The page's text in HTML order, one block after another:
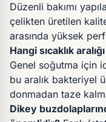
Düzenli bakımı
çelikten üretilen
arasında yüksek
Hangi sıcaklık
Genel soğutma için
bu aralık bakteriyel
donmadan taze
Dikey